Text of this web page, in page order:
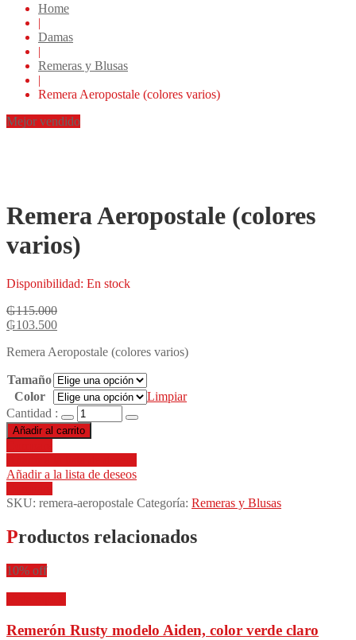
Home
|
Damas
|
Remeras y Blusas
|
Remera Aeropostale (colores varios)
Mejor vendido
Remera Aeropostale (colores
varios)
Disponibilidad: En stock
₲115.000
₲103.500
Remera Aeropostale (colores varios)
Tamaño
Color
Limpiar
Cantidad :
Añadir al carrito
Añadir a la lista de deseos
SKU: remera-aeropostale Categoría: Remeras y Blusas
Productos relacionados
10% off
Remerón Rusty modelo Aiden, color verde claro